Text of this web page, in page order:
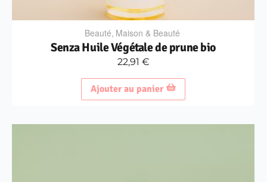
Beauté, Maison & Beauté
Senza Huile Végétale de prune bio
22,91 €
Ajouter au panier